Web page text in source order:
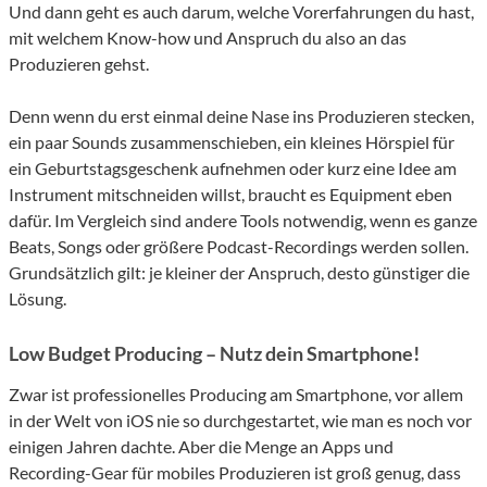
Und dann geht es auch darum, welche Vorerfahrungen du hast,
mit welchem Know-how und Anspruch du also an das
Produzieren gehst.
Denn wenn du erst einmal deine Nase ins Produzieren stecken,
ein paar Sounds zusammenschieben, ein kleines Hörspiel für
ein Geburtstagsgeschenk aufnehmen oder kurz eine Idee am
Instrument mitschneiden willst, braucht es Equipment eben
dafür. Im Vergleich sind andere Tools notwendig, wenn es ganze
Beats, Songs oder größere Podcast-Recordings werden sollen.
Grundsätzlich gilt: je kleiner der Anspruch, desto günstiger die
Lösung.
Low Budget Producing – Nutz dein Smartphone!
Zwar ist professionelles Producing am Smartphone, vor allem
in der Welt von iOS nie so durchgestartet, wie man es noch vor
einigen Jahren dachte. Aber die Menge an Apps und
Recording-Gear für mobiles Produzieren ist groß genug, dass